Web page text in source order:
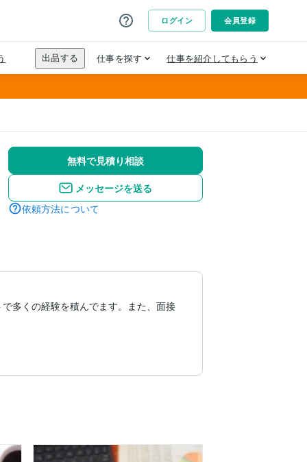
無料で見積り相談
メッセージを送る
依頼方法について
多くの経験を積んでます。また、面接